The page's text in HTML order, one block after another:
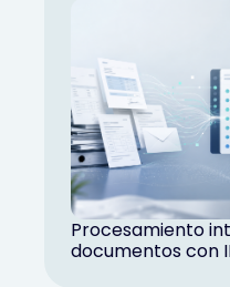
Procesamiento
documentos con